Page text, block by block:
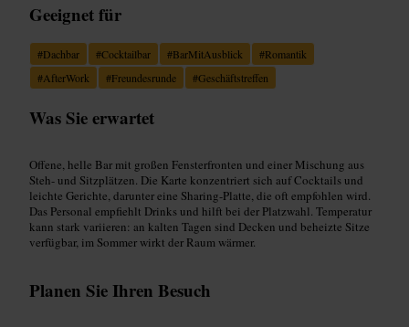
Geeignet für
#Dachbar #Cocktailbar #BarMitAusblick #Romantik
#AfterWork #Freundesrunde #Geschäftstreffen
Was Sie erwartet
Offene, helle Bar mit großen Fensterfronten und einer Mischung aus
Steh- und Sitzplätzen. Die Karte konzentriert sich auf Cocktails und
leichte Gerichte, darunter eine Sharing-Platte, die oft empfohlen wird.
Das Personal empfiehlt Drinks und hilft bei der Platzwahl. Temperatur
kann stark variieren: an kalten Tagen sind Decken und beheizte Sitze
verfügbar, im Sommer wirkt der Raum wärmer.
Planen Sie Ihren Besuch